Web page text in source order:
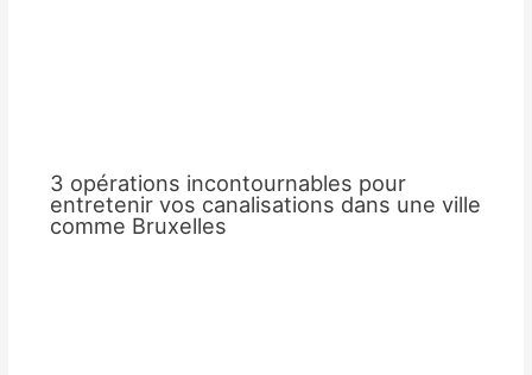
3 opérations incontournables pour
entretenir vos canalisations dans une ville
comme Bruxelles